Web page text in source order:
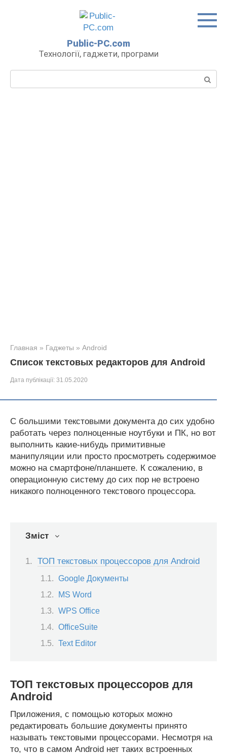
Public-PC.com
Технології, гаджети, програми
Главная » Гаджеты » Android
Список текстовых редакторов для Android
Дата публікації: 31.05.2020
С большими текстовыми документа до сих удобно
работать через полноценные ноутбуки и ПК, но вот
выполнить какие-нибудь примитивные
манипуляции или просто просмотреть содержимое
можно на смартфоне/планшете. К сожалению, в
операционную систему до сих пор не встроено
никакого полноценного текстового процессора.
Зміст
ТОП текстовых процессоров для Android
Google Документы
MS Word
WPS Office
OfficeSuite
Text Editor
ТОП текстовых процессоров для
Android
Приложения, с помощью которых можно
редактировать большие документы принято
называть текстовыми процессорами. Несмотря на
то, что в самом Android нет таких встроенных